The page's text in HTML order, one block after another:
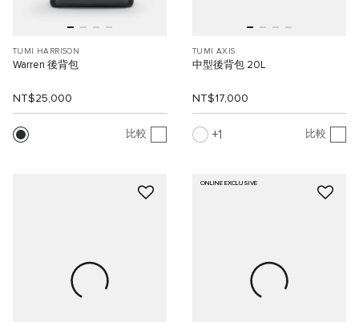
TUMI HARRISON
Warren 後背包
NT$25,000
比較
TUMI AXIS
中型後背包 20L
NT$17,000
1 比較
ONLINE EXCLUSIVE